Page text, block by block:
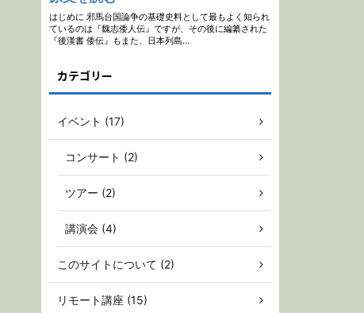
カテゴリー
イベント (17)
コンサート (2)
ツアー (2)
講演会 (4)
このサイトについて (2)
リモート講座 (15)